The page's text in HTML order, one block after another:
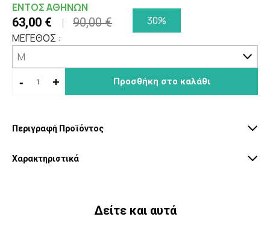
ΕΝΤΟΣ ΑΘΗΝΩΝ
63,00 € 90,00 €
30%
ΜΕΓΕΘΟΣ :
- + Προσθήκη στο καλάθι
Περιγραφή Προϊόντος
Χαρακτηριστικά
Δείτε και αυτά